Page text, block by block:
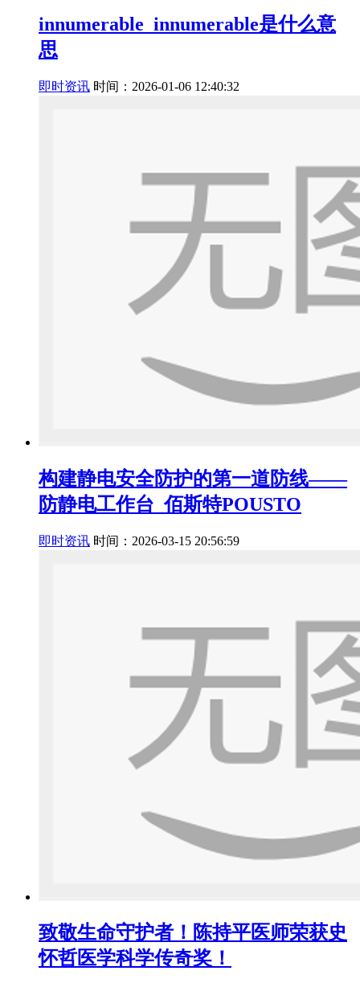
innumerable_innumerable是什么意
思
即时资讯 时间：2026-01-06 12:40:32
构建静电安全防护的第一道防线——
防静电工作台_佰斯特POUSTO
即时资讯 时间：2026-03-15 20:56:59
致敬生命守护者！陈持平医师荣获史
怀哲医学科学传奇奖！